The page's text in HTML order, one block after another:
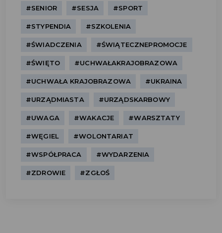
#SENIOR #SESJA #SPORT
#STYPENDIA #SZKOLENIA
#ŚWIADCZENIA #ŚWIĄTECZNEPROMOCJE
#ŚWIĘTO #UCHWAŁAKRAJOBRAZOWA
#UCHWAŁA KRAJOBRAZOWA #UKRAINA
#URZĄDMIASTA #URZĄDSKARBOWY
#UWAGA #WAKACJE #WARSZTATY
#WĘGIEL #WOLONTARIAT
#WSPÓŁPRACA #WYDARZENIA
#ZDROWIE #ZGŁOŚ